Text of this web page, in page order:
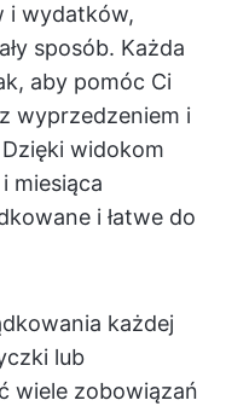
i wydatków,
sposób. Każda
aby pomóc Ci
wyprzedzeniem i
widokom
miesiąca
i łatwe do
każdej
lub
wiele zobowiązań